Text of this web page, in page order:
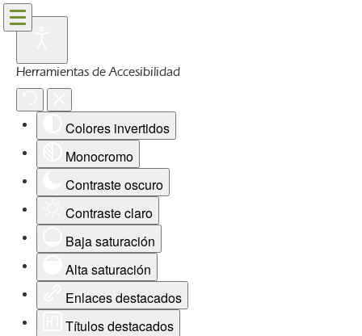
Herramientas de Accesibilidad
Colores invertidos
Monocromo
Contraste oscuro
Contraste claro
Baja saturación
Alta saturación
Enlaces destacados
Títulos destacados